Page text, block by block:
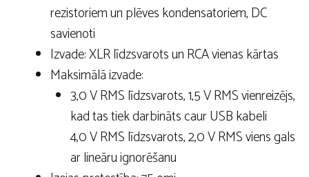
rezistoriem un plēves kondensatoriem, DC
savienoti
Izvade: XLR līdzsvarots un RCA vienas kārtas
Maksimālā izvade:
3,0 V RMS līdzsvarots, 1,5 V RMS vienreizējs,
kad tas tiek darbināts caur USB kabeli
4,0 V RMS līdzsvarots, 2,0 V RMS viens gals
ar lineāru ignorēšanu